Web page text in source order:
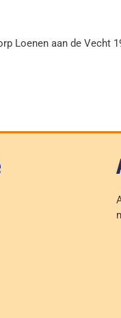
Loenen aan de Vecht